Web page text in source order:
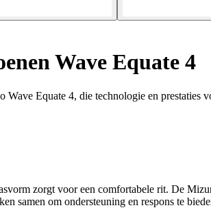
Wave Equate 4
Equate 4, die technologie en prestaties
zorgt voor een comfortabele rit. De
samen om ondersteuning en respons te